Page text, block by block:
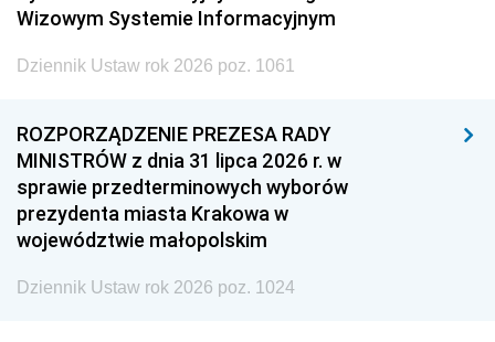
Wizowym Systemie Informacyjnym
Dziennik Ustaw rok 2026 poz. 1061
ROZPORZĄDZENIE PREZESA RADY
MINISTRÓW z dnia 31 lipca 2026 r. w
sprawie przedterminowych wyborów
prezydenta miasta Krakowa w
województwie małopolskim
Dziennik Ustaw rok 2026 poz. 1024